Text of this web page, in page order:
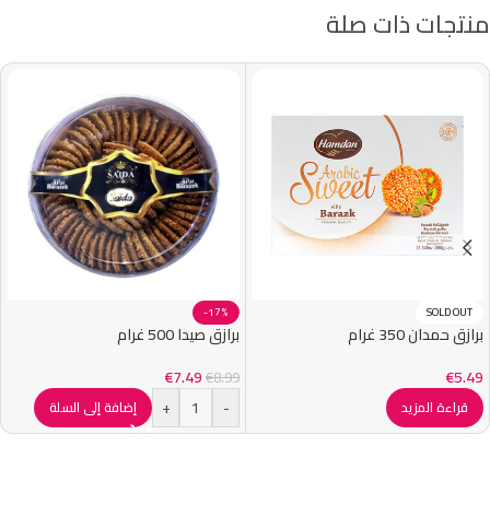
منتجات ذات صلة
SOLD OUT
برازق حمدان 350 غرام
€5.49
قراءة المزيد
-17%
برازق صيدا 500 غرام
€8.99
€7.49
-
+ إضافة إلى السلة